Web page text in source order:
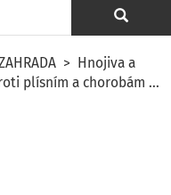
> Hnojiva a
plísním a chorobám ...